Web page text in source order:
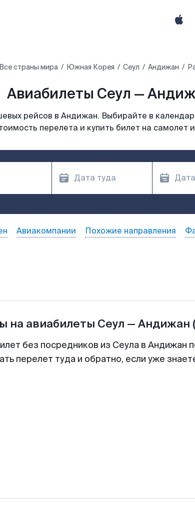
Все страны мира Южная Корея Сеул Андижан
Авиабилеты Сеул —
рейсов в Андижан. Выбирайте в
перелета и купить билет на самолет
Авиакомпании Похожие направления
на авиабилеты Сеул — Андижан
без посредников из Сеула в Андижан
перелет туда и обратно, если уже